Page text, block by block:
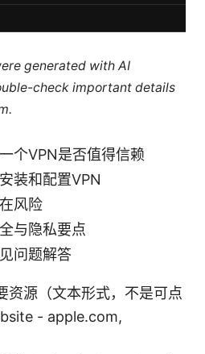
generated with AI
check important details
个VPN是否值得信赖
装和配置VPN
风险
与隐私要点
问题解答
资源（文本形式，不是可点
- apple.com,